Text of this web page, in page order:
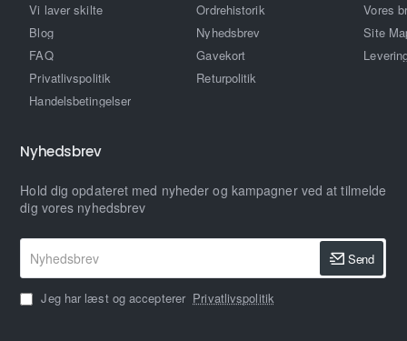
Vi laver skilte
Blog
FAQ
Privatlivspolitik
Handelsbetingelser
Ordrehistorik
Nyhedsbrev
Gavekort
Returpolitik
Vores
Site
Nyhedsbrev
Hold dig opdateret med nyheder og kampagner ved at tilmelde
dig vores nyhedsbrev
Send
Jeg har læst og accepterer Privatlivspolitik